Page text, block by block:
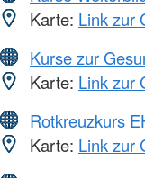
Karte: Link zur
Kurse zur
Karte: Link zur
Rotkreuzkurs
Karte: Link zur